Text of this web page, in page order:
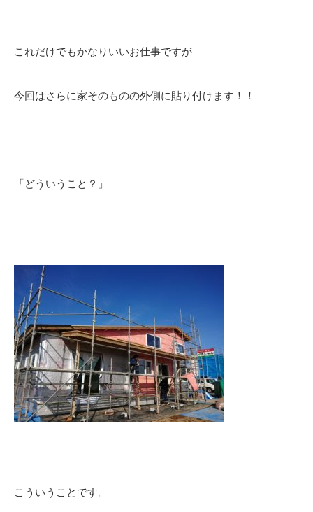
これだけでもかなりいいお仕事ですが
今回はさらに家そのものの外側に貼り付けます！！
「どういうこと？」
こういうことです。